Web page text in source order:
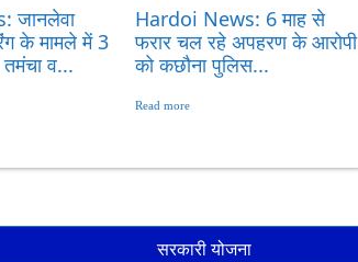
जानलेवा
के मामले में 3
तमंचा व...
Hardoi News: 6 माह से
फरार चल रहे अपहरण के आरोपी
को कछौना पुलिस...
Read more
सरकारी योजना